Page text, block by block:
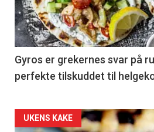
Gyros er grekernes svar på
perfekte tilskuddet til
Forsiden
UKENS KAKE